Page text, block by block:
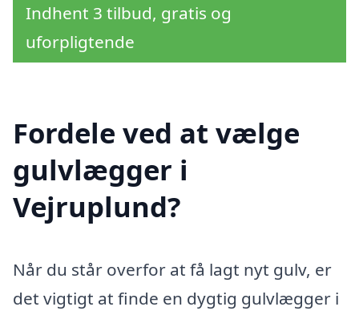
Indhent 3 tilbud, gratis og
uforpligtende
Fordele ved at vælge
gulvlægger i
Vejruplund?
Når du står overfor at få lagt nyt gulv, er
det vigtigt at finde en dygtig gulvlægger i